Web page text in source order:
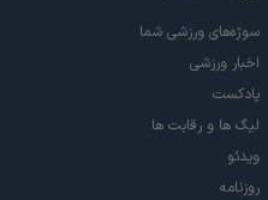
سوژه‌های ورزشی شما
اخبار ورزشی
پادکست
لیگ ها و رقابت ها
ویدئو
روزنامه